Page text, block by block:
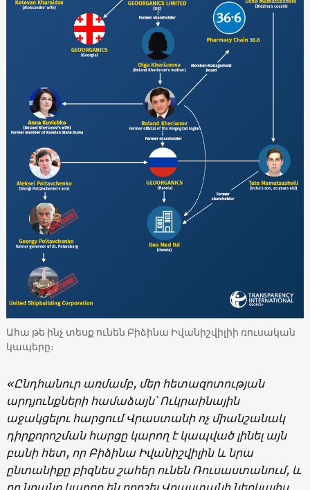
Ահա թե ինչ տեսք ունեն Բիձինա Իվանիշվիլիի ռուսական
կապերը։
«Ընդհանուր առմամբ, մեր հետազոտության
արդյունքների համաձայն՝ Ուկրաինային
աջակցելու հարցում Վրաստանի ոչ միանշանակ
դիրքորոշման հարցը կարող է կապված լինել այն
բանի հետ, որ Բիձինա Իվանիշվիլին և նրա
ընտանիքը բիզնես շահեր ունեն Ռուսաստանում, և
որ նրանք կարող են որոշել Վրաստանի ներկայիս